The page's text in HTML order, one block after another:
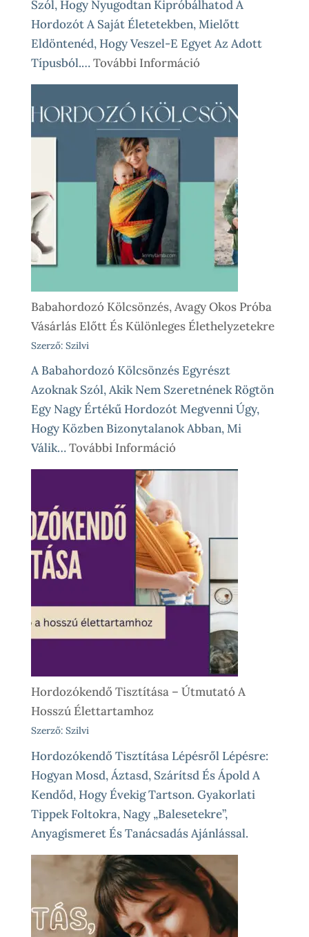
Szól, Hogy Nyugodtan Kipróbálhatod A
Hordozót A Saját Életetekben, Mielőtt
Eldöntenéd, Hogy Veszel-E Egyet Az Adott
Típusból.…További Információ:
Babahordozó
Kölcsönzés
Lépésről
Lépésre
Így
Működik
Nálunk
Babahordozó Kölcsönzés, Avagy Okos Próba
Vásárlás Előtt És Különleges Élethelyzetekre
Szerző: Szilvi
A Babahordozó Kölcsönzés Egyrészt
Azoknak Szól, Akik Nem Szeretnének Rögtön
Egy Nagy Értékű Hordozót Megvenni Úgy,
Hogy Közben Bizonytalanok Abban, Mi
Válik…További Információ:
Babahordozó
Avagy
Okos
Próba
Vásárlás
Előtt
És
Különleges
Élethelyzetekre
Hordozókendő Tisztítása – Útmutató A
Hosszú Élettartamhoz
Szerző: Szilvi
Hordozókendő Tisztítása Lépésről Lépésre:
Hogyan Mosd, Áztasd, Szárítsd És Ápold A
Kendőd, Hogy Évekig Tartson. Gyakorlati
Tippek Foltokra, Nagy „balesetekre”,
Anyagismeret És Tanácsadás Ajánlással.